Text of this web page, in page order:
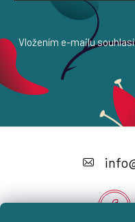
Vložením e-mailu
a
info